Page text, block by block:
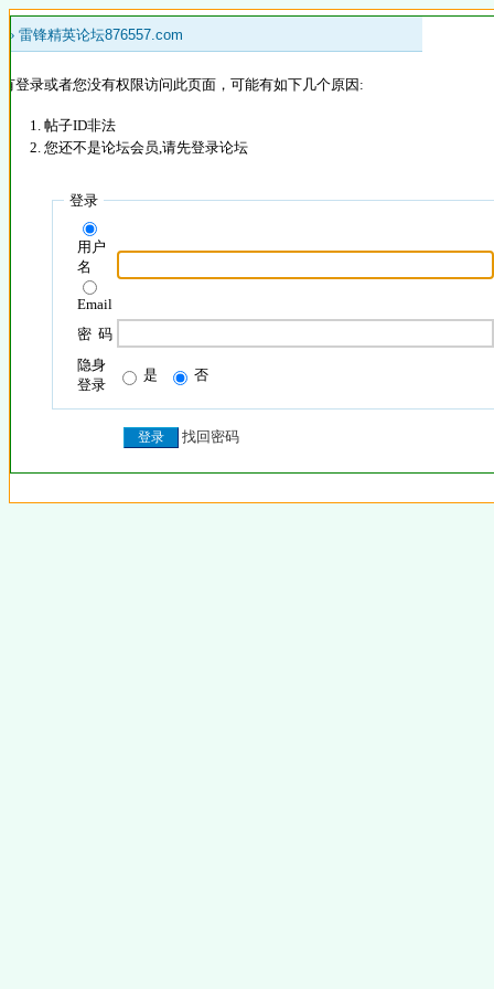
» 雷锋精英论坛876557.com
登录或者您没有权限访问此页面，可能有如下几个原因:
帖子ID非法
您还不是论坛会员,请先登录论坛
登录
用户
名
Email
密 码
隐身
登录
是 否
找回密码